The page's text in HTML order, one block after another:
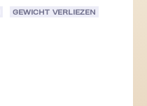
GEWICHT VERLIEZEN